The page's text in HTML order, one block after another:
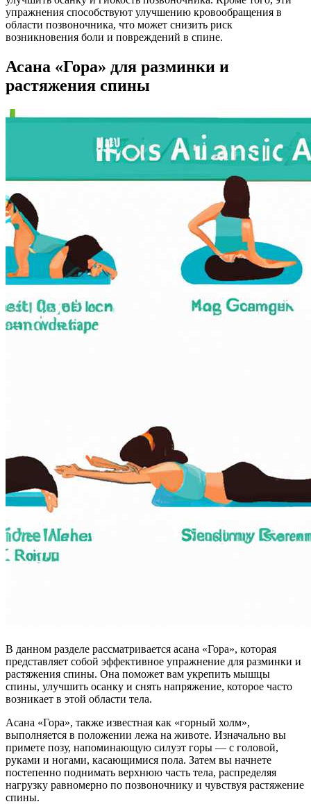
упражнения способствуют улучшению кровообращения в
области позвоночника, что может снизить риск
возникновения боли и повреждений в спине.
Асана «Гора» для разминки и
растяжения спины
В данном разделе рассматривается асана «Гора», которая
представляет собой эффективное упражнение для разминки и
растяжения спины. Она поможет вам укрепить мышцы
спины, улучшить осанку и снять напряжение, которое часто
возникает в этой области тела.
Асана «Гора», также известная как «горный холм»,
выполняется в положении лежа на животе. Изначально вы
примете позу, напоминающую силуэт горы — с головой,
руками и ногами, касающимися пола. Затем вы начнете
постепенно поднимать верхнюю часть тела, распределяя
нагрузку равномерно по позвоночнику и чувствуя растяжение
спины.